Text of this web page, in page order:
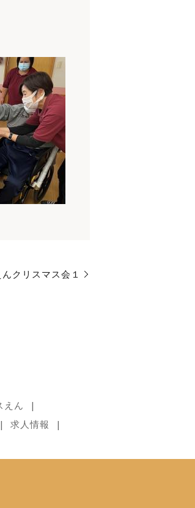
んクリスマス会１
えん
求人情報